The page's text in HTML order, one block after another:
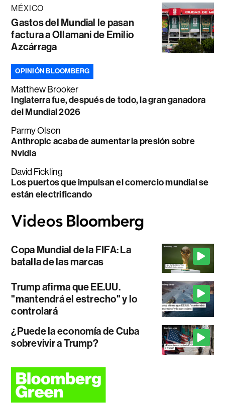
MÉXICO
Gastos del Mundial le pasan
factura a Ollamani de Emilio
Azcárraga
OPINIÓN BLOOMBERG
Matthew Brooker
Inglaterra fue, después de todo, la gran ganadora
del Mundial 2026
Parmy Olson
Anthropic acaba de aumentar la presión sobre
Nvidia
David Fickling
Los puertos que impulsan el comercio mundial se
están electrificando
Copa Mundial de la FIFA: La
batalla de las marcas
Trump afirma que EE.UU.
"mantendrá el estrecho" y lo
controlará
¿Puede la economía de Cuba
sobrevivir a Trump?